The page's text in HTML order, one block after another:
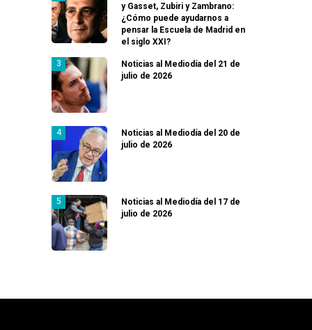
y Gasset, Zubiri y Zambrano:
¿Cómo puede ayudarnos a
pensar la Escuela de Madrid en
el siglo XXI?
Noticias al Mediodía del 21 de
julio de 2026
Noticias al Mediodía del 20 de
julio de 2026
Noticias al Mediodía del 17 de
julio de 2026